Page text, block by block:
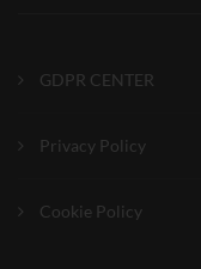
GDPR CENTER
Privacy Policy
Cookie Policy